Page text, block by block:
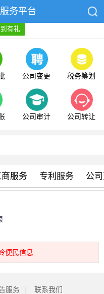
务平台
有礼
公司变更 税务筹划
公司审计 公司转让
服务 专利服务 公
便民信息
服务 联系我们